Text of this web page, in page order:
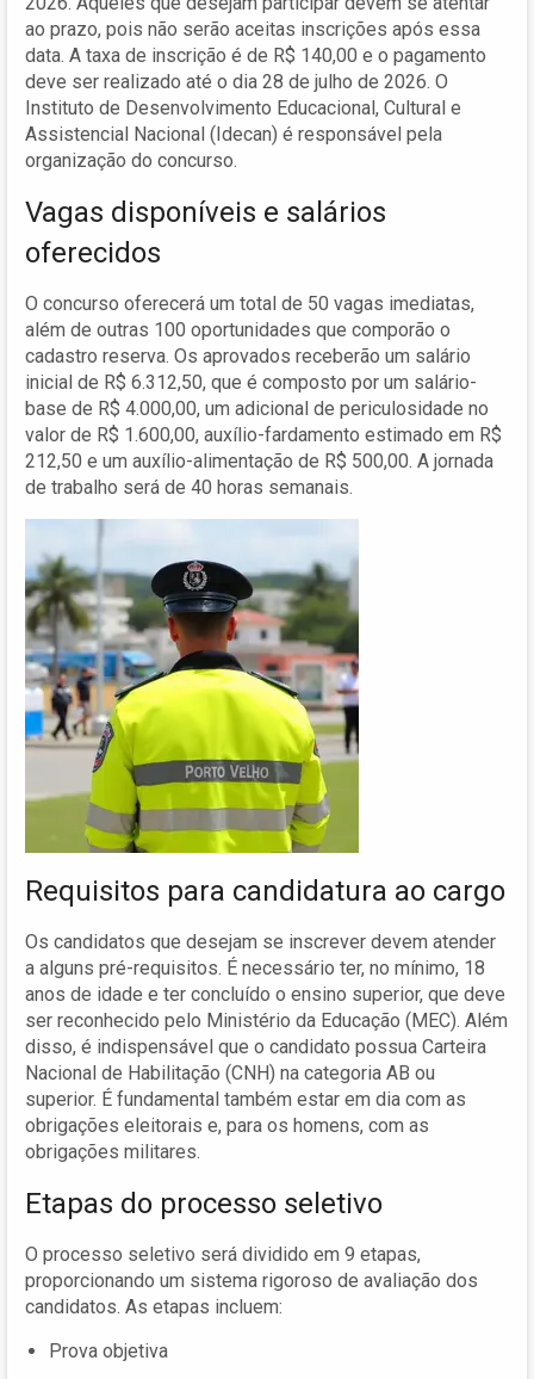
ao prazo, pois não serão aceitas inscrições após essa
data. A taxa de inscrição é de R$ 140,00 e o pagamento
deve ser realizado até o dia 28 de julho de 2026. O
Instituto de Desenvolvimento Educacional, Cultural e
Assistencial Nacional (Idecan) é responsável pela
organização do concurso.
Vagas disponíveis e salários
oferecidos
O concurso oferecerá um total de 50 vagas imediatas,
além de outras 100 oportunidades que comporão o
cadastro reserva. Os aprovados receberão um salário
inicial de R$ 6.312,50, que é composto por um salário-
base de R$ 4.000,00, um adicional de periculosidade no
valor de R$ 1.600,00, auxílio-fardamento estimado em R$
212,50 e um auxílio-alimentação de R$ 500,00. A jornada
de trabalho será de 40 horas semanais.
Requisitos para candidatura ao cargo
Os candidatos que desejam se inscrever devem atender
a alguns pré-requisitos. É necessário ter, no mínimo, 18
anos de idade e ter concluído o ensino superior, que deve
ser reconhecido pelo Ministério da Educação (MEC). Além
disso, é indispensável que o candidato possua Carteira
Nacional de Habilitação (CNH) na categoria AB ou
superior. É fundamental também estar em dia com as
obrigações eleitorais e, para os homens, com as
obrigações militares.
Etapas do processo seletivo
O processo seletivo será dividido em 9 etapas,
proporcionando um sistema rigoroso de avaliação dos
candidatos. As etapas incluem:
Prova objetiva